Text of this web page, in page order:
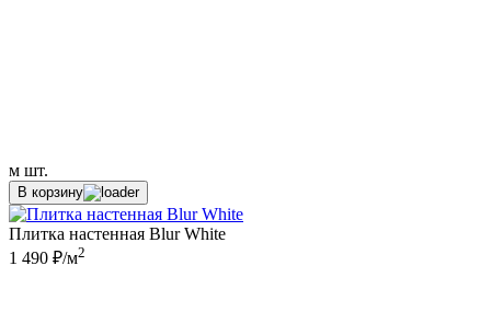
м шт.
В корзину
Плитка настенная Blur White
1 490 ₽/м2